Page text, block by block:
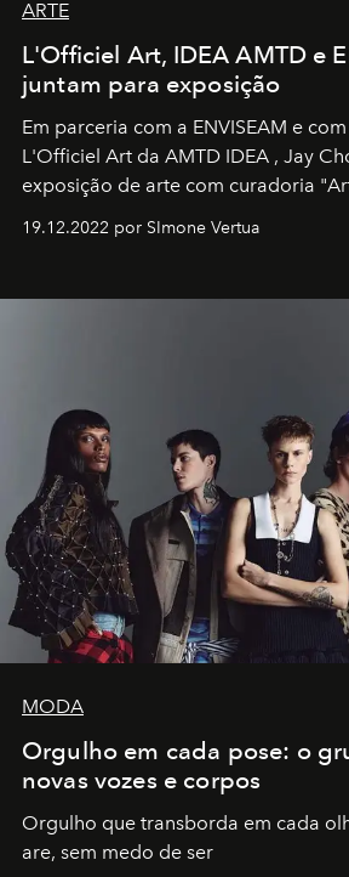
ARTE
L'Officiel Art, IDEA AMTD e
juntam para exposição
Em parceria com a ENVISEAM e
L'Officiel Art da AMTD IDEA , Jay
exposição de arte com curadoria
19.12.2022 por SImone Vertua
MODA
Orgulho em cada pose: o
novas vozes e corpos
Orgulho que transborda em cada
are, sem medo de ser